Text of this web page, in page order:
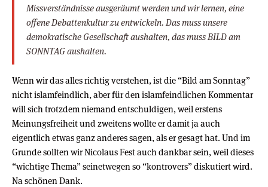
Missverständnisse ausgeräumt werden und wir lernen, eine
offene Debattenkultur zu entwickeln. Das muss unsere
demokratische Gesellschaft aushalten, das muss BILD am
SONNTAG aushalten.
Wenn wir das alles richtig verstehen, ist die “Bild am Sonntag”
nicht islamfeindlich, aber für den islamfeindlichen Kommentar
will sich trotzdem niemand entschuldigen, weil erstens
Meinungsfreiheit und zweitens wollte er damit ja auch
eigentlich etwas ganz anderes sagen, als er gesagt hat. Und im
Grunde sollten wir Nicolaus Fest auch dankbar sein, weil dieses
“wichtige Thema” seinetwegen so “kontrovers” diskutiert wird.
Na schönen Dank.